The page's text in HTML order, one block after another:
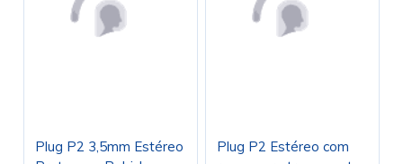
Plug P2 3,5mm Estéreo
Plug P2 Estéreo com